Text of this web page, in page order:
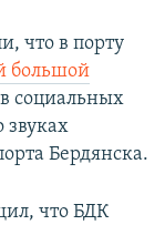
что в порту
большой
социальных
звуках
Бердянска.
что БДК